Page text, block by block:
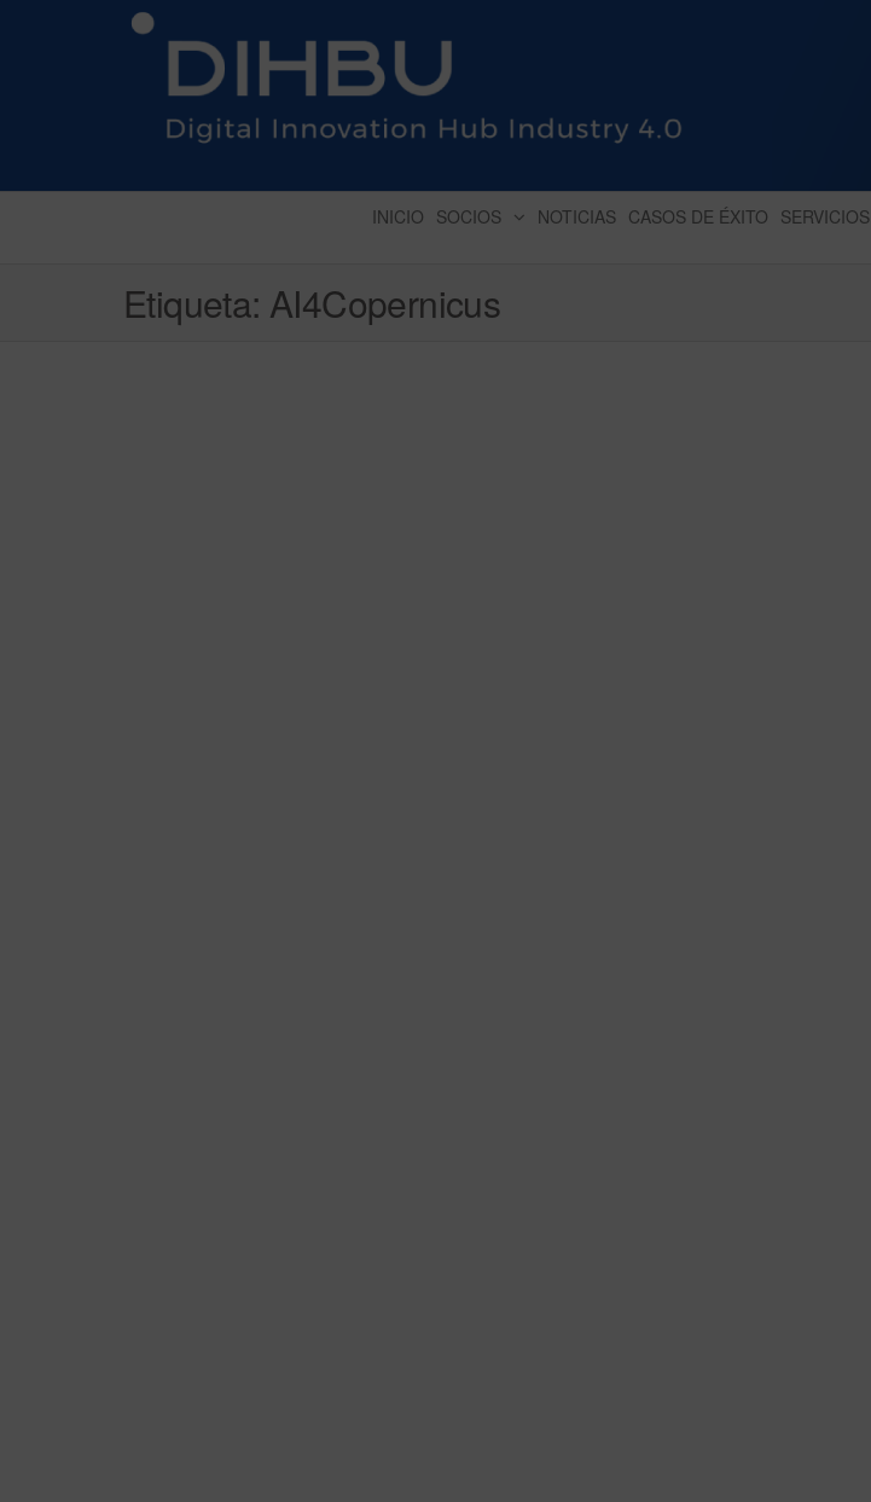
DIGITAL INNOVATION HUB INDUSTRY 4.0
INICIO SOCIOS NOTICIAS CASOS DE ÉXITO SERVICIOS
Etiqueta: AI4Copernicus